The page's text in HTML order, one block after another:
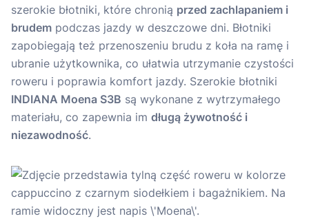
szerokie błotniki, które chronią przed zachlapaniem i
brudem podczas jazdy w deszczowe dni. Błotniki
zapobiegają też przenoszeniu brudu z koła na ramę i
ubranie użytkownika, co ułatwia utrzymanie czystości
roweru i poprawia komfort jazdy. Szerokie błotniki
INDIANA Moena S3B są wykonane z wytrzymałego
materiału, co zapewnia im długą żywotność i
niezawodność.